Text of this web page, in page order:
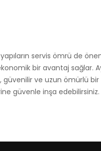
servis ömrü de
bir avantaj sağlar.
güvenilir ve uzun ömürlü
güvenle inşa edebilirsiniz.